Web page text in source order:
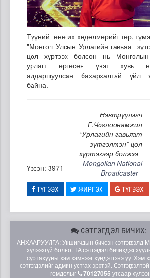
Түүний өнө их хөдөлмөрийг төр,
"Монгол Улсын Урлагийн гавьяат
цол хүртээх болсон нь Монголын
урлагт өргөсөн үнэт хувь
алдаршуулсан бахархалтай үйл
байна.
Нэвтрүүлэгч
Г.Чоглоонамжил
“Урлагийн гавьяат
зүтгэлтэн” цол
хүртэхээр болжээ
Үзсэн: 3971
Mongolian National
Broadcaster
ТҮГЭЭХ ЖИРГЭХ ТҮГЭЭХ
СЭТГЭГДЭЛ БИЧИХ:
АНХААРУУЛГА: Уншигчдын бичсэн сэтгэгдэлд
хүлээхгүй болно. ТА сэтгэгдэл бичихдээ
суртахууны хэм хэмжээг хүндэтгэнэ үү. Хэм
сэтгэгдэлийг админ устгах эрхтэй.
гомдолыг
70127055 утсаар